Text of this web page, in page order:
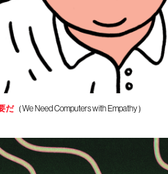
だ（We Need Computers with Empathy）